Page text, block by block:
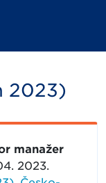
2023)
manažer
2023.